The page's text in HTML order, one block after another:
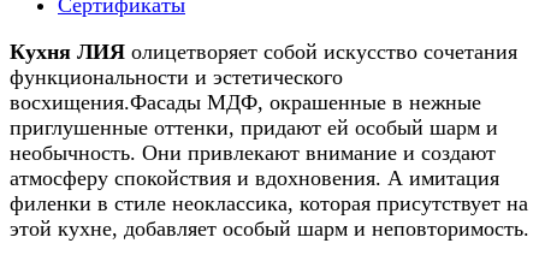
Кухня ЛИЯ олицетворяет собой искусство сочетания
функциональности и эстетического
восхищения.Фасады МДФ, окрашенные в нежные
приглушенные оттенки, придают ей особый шарм и
необычность. Они привлекают внимание и создают
атмосферу спокойствия и вдохновения. А имитация
филенки в стиле неоклассика, которая присутствует на
этой кухне, добавляет особый шарм и неповторимость.